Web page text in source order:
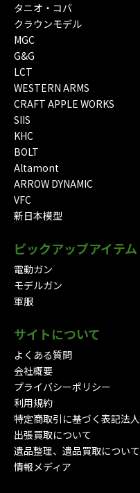
タニオ・コバ
クラウンモデル
MGC
G&G
LCT
WESTERN ARMS
CRAFT APPLE WORKS
SIIS
KHC
BOLT
Altamont
ARROW DYNAMIC
VFC
新日本模型
ピックアップアイテム
電動ガン
モデルガン
軍服
サイトについて
よくある質問
会社概要
プライバシーポリシー
利用規約
特定商取引に基づく表記法人
出張買取について
遺品整理、遺品買取について
情報メディア